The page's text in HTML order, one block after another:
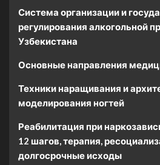
Система организации и
регулирования алкогольной
Узбекистана
Основные направления
Техники наращивания и
моделирования ногтей
Реабилитация при
12 шагов, терапия,
долгосрочные исходы